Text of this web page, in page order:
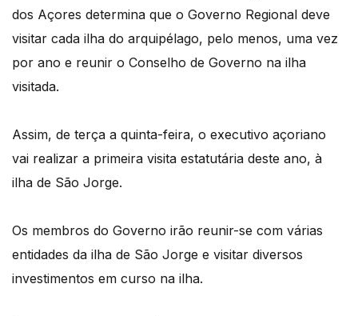
dos Açores determina que o Governo Regional deve
visitar cada ilha do arquipélago, pelo menos, uma vez
por ano e reunir o Conselho de Governo na ilha
visitada.
Assim, de terça a quinta-feira, o executivo açoriano
vai realizar a primeira visita estatutária deste ano, à
ilha de São Jorge.
Os membros do Governo irão reunir-se com várias
entidades da ilha de São Jorge e visitar diversos
investimentos em curso na ilha.